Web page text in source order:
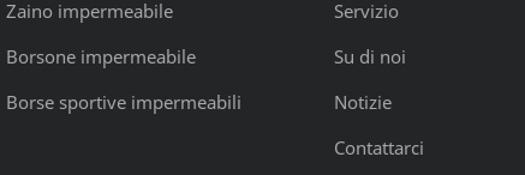
Zaino impermeabile
Borsone impermeabile
Borse sportive impermeabili
Servizio
Su di noi
Notizie
Contattarci